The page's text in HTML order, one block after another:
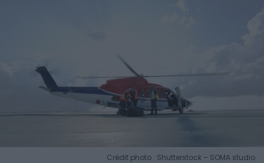
Crédit photo : Shutterstock – SOMA studio